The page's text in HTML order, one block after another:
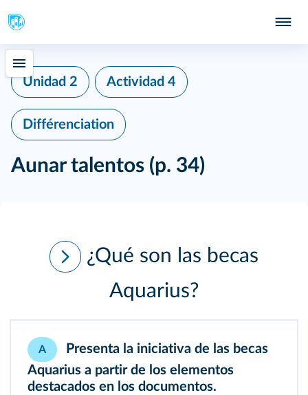
Unidad 2 Actividad 4
Différenciation
Aunar talentos (p. 34)
¿Qué son las becas
Aquarius?
A
Presenta la iniciativa de las becas
Aquarius a partir de los elementos
destacados en los documentos.